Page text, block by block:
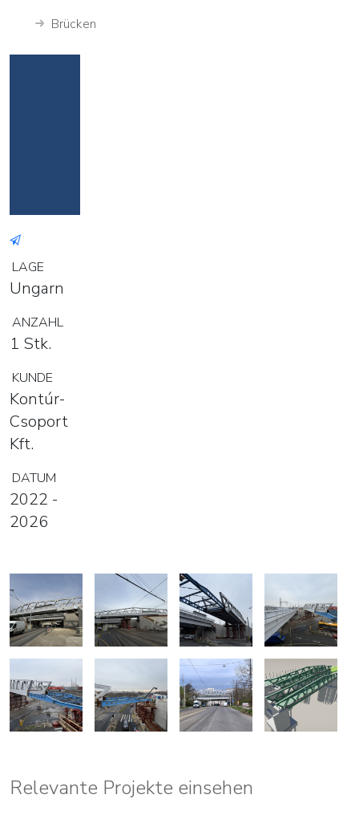
Brücken
LAGE
Ungarn
ANZAHL
1 Stk.
KUNDE
Kontúr-
Csoport
Kft.
DATUM
2022 -
2026
Relevante Projekte einsehen